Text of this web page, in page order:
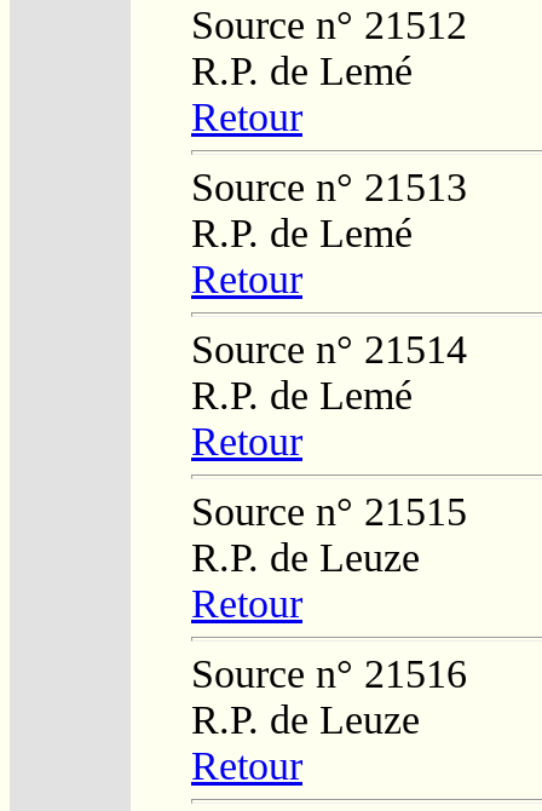
Source n° 21512
R.P. de Lemé
Retour
Source n° 21513
R.P. de Lemé
Retour
Source n° 21514
R.P. de Lemé
Retour
Source n° 21515
R.P. de Leuze
Retour
Source n° 21516
R.P. de Leuze
Retour